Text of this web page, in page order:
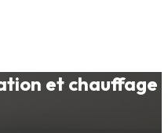
et chauffage